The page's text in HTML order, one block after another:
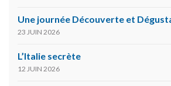
Une journée Découverte et
23 JUIN 2026
L’Italie secrète
12 JUIN 2026